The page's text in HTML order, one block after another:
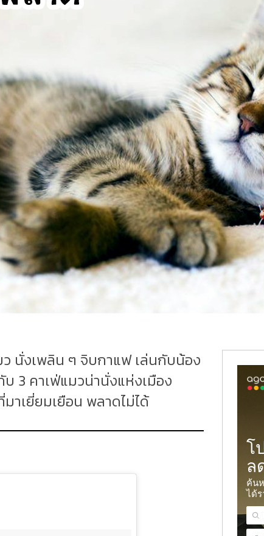
นั่งเพลิน ๆ จิบกาแฟ เล่นกับน้อง
3 คาเฟ่แมวน่านั่งแห่งเมือง
าเยี่ยมเยือน พลาดไม่ได้